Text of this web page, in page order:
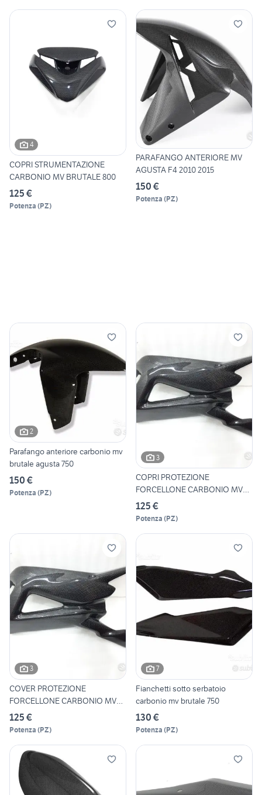
4
COPRI STRUMENTAZIONE
CARBONIO MV BRUTALE 800
125 €
Potenza (PZ)
PARAFANGO ANTERIORE MV
AGUSTA F4 2010 2015
150 €
Potenza (PZ)
2
Parafango anteriore carbonio mv
brutale agusta 750
150 €
Potenza (PZ)
3
COPRI PROTEZIONE
FORCELLONE CARBONIO MV
BRUTALE AG
125 €
Potenza (PZ)
3
COVER PROTEZIONE
FORCELLONE CARBONIO MV
DRAGSTER 8
125 €
Potenza (PZ)
7
Fianchetti sotto serbatoio
carbonio mv brutale 750
130 €
Potenza (PZ)